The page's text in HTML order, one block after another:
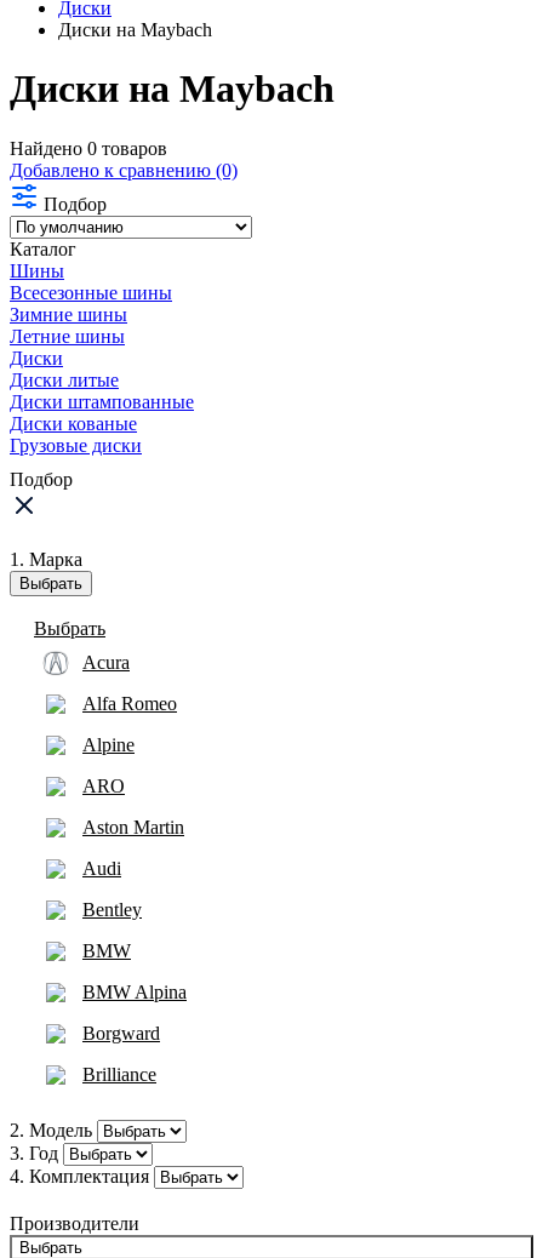
Диски
Диски на Maybach
Диски на Maybach
Найдено 0 товаров
Добавлено к сравнению (0)
Подбор
Каталог
Шины
Всесезонные шины
Зимние шины
Летние шины
Диски
Диски литые
Диски штампованные
Диски кованые
Грузовые диски
Подбор
1. Марка
Выбрать
Выбрать
Acura
Alfa Romeo
Alpine
ARO
Aston Martin
Audi
Bentley
BMW
BMW Alpina
Borgward
Brilliance
Bugatti
Buick
Cadillac
2. Модель
3. Год
4. Комплектация
Производители
Выбрать